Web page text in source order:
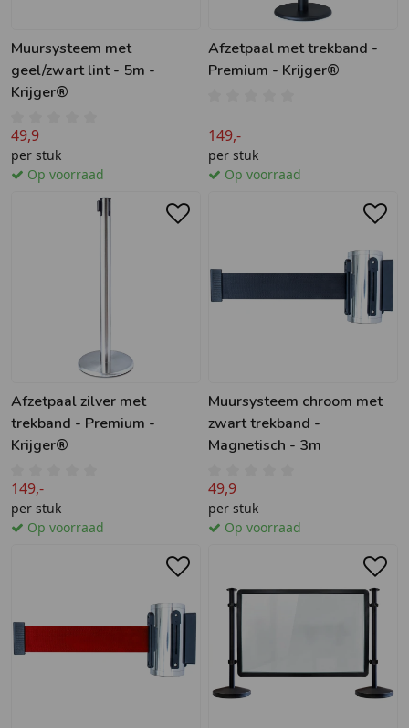
Muursysteem met
geel/zwart lint - 5m -
Krijger®
49,9
per stuk
Op voorraad
Afzetpaal met trekband -
Premium - Krijger®
149,-
per stuk
Op voorraad
Afzetpaal zilver met
trekband - Premium -
Krijger®
149,-
per stuk
Op voorraad
Muursysteem chroom met
zwart trekband -
Magnetisch - 3m
49,9
per stuk
Op voorraad